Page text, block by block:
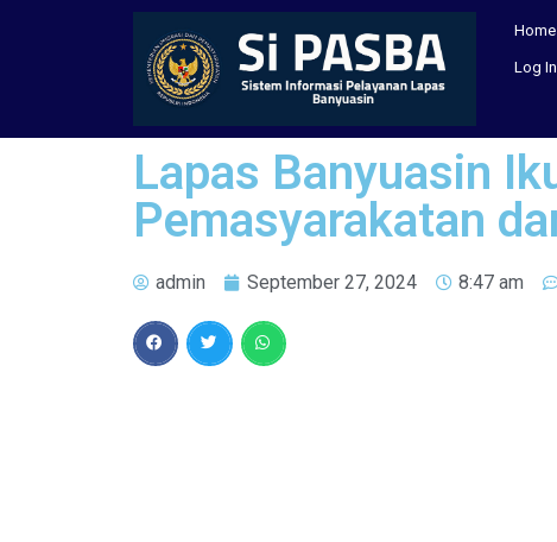
Home
Log In
Lapas Banyuasin
Pemasyarakatan
admin September 27, 2024 8:47 am